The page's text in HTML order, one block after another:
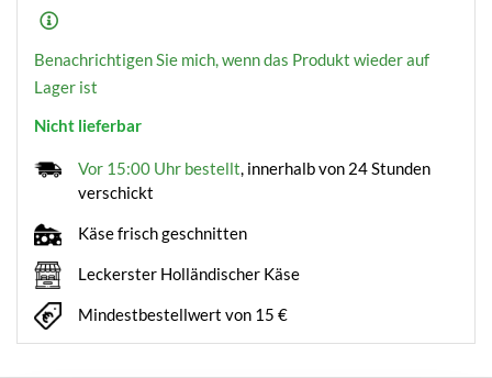
Benachrichtigen Sie mich, wenn das Produkt wieder auf
Lager ist
Nicht lieferbar
Vor 15:00 Uhr bestellt, innerhalb von 24 Stunden
verschickt
Käse frisch geschnitten
Leckerster Holländischer Käse
Mindestbestellwert von 15 €